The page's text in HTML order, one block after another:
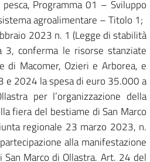
Programma 01 – Sviluppo
agroalimentare – Titolo 1;
2023 n. 1 (Legge di stabilità
3, conferma le risorse stanziate
di Macomer, Ozieri e Arborea, e
e 2024 la spesa di euro 35.000 a
per l’organizzazione della
fiera del bestiame di San Marco
regionale 23 marzo 2023, n.
alla manifestazione
Marco di Ollastra. Art. 24 del